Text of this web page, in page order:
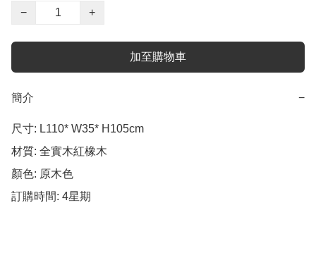
−
+
加至購物車
簡介 −
尺寸: L110* W35* H105cm
材質: 全實木紅橡木
顏色: 原木色
訂購時間: 4星期